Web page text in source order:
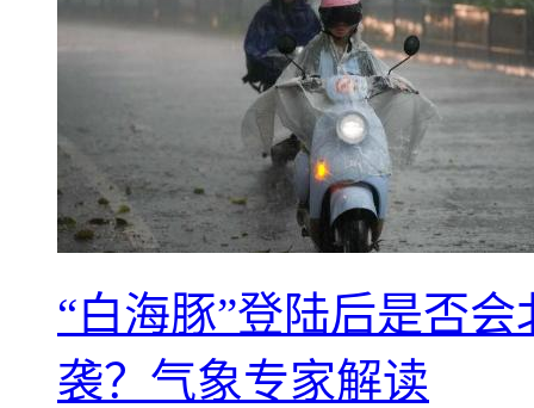
“白海豚”登陆后是否
袭？气象专家解读